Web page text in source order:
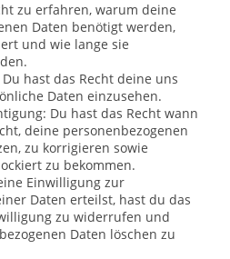
zu erfahren, warum deine
Daten benötigt werden,
und wie lange sie
hast das Recht deine uns
Daten einzusehen.
Du hast das Recht wann
deine personenbezogenen
zu korrigieren sowie
zu bekommen.
Einwilligung zur
Daten erteilst, hast du das
zu widerrufen und
Daten löschen zu